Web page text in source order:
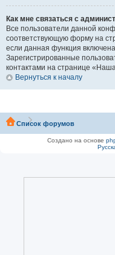
Как мне связаться с
Все пользователи данной
соответствующую форму на
если данная функция
Зарегистрированные
контактами на странице
Вернуться к началу
Список форумов
Создано на основе